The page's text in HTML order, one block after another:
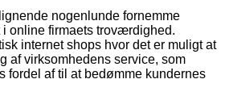
nogenlunde fornemme
online firmaets troværdighed.
internet shops hvor det er muligt at
af virksomhedens service, som
fordel af til at bedømme kundernes